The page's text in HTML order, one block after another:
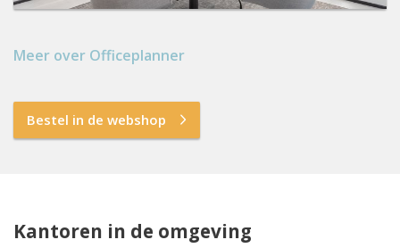
Meer over Officeplanner
Bestel in de webshop
Kantoren in de omgeving